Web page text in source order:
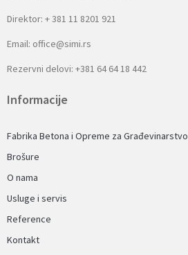
Direktor: + 381 11 8201 921
Email: office@simi.rs
Rezervni delovi: +381 64 64 18 442
Informacije
Fabrika Betona i Opreme za Građevinarstvo
Brošure
O nama
Usluge i servis
Reference
Kontakt